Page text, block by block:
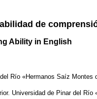
de
Ability in English
Río «Hermanos Saíz Montes
Universidad de Pinar del Río